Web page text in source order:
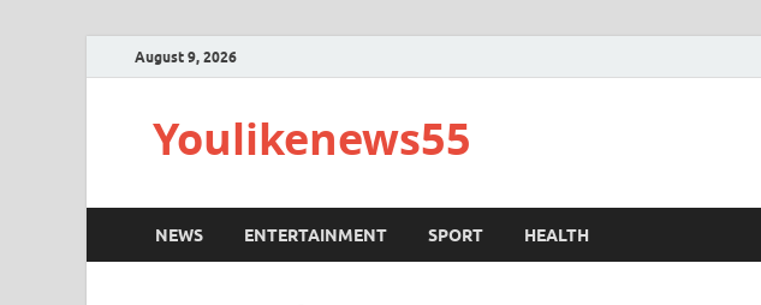
August 9, 2026
Youlikenews55
NEWS ENTERTAINMENT SPORT HEALTH